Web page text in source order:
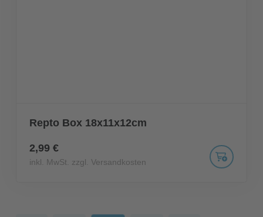
Repto Box 18x11x12cm
2,99 €
inkl. MwSt. zzgl. Versandkosten